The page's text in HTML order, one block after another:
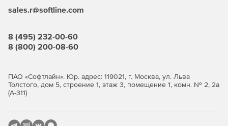
sales.r@softline.com
8 (495) 232-00-60
8 (800) 200-08-60
ПАО «Софтлайн». Юр. адрес: 119021, г. Москва, ул. Льва
Толстого, дом 5, строение 1, этаж 3, помещение 1, комн. № 2, 2а
(А-311)